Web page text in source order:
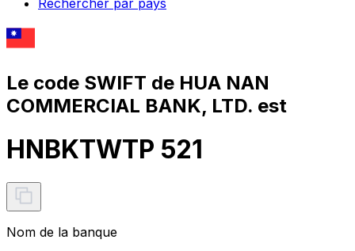
Rechercher par pays
Le code SWIFT de HUA NAN
COMMERCIAL BANK, LTD. est
HNBKTWTP 521
Nom de la banque